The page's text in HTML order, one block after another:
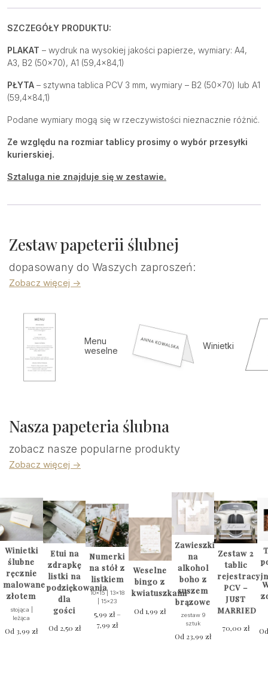
SZCZEGÓŁY PRODUKTU:
PLAKAT – wydruk na wysokiej jakości papierze, wymiary: A4,
A3, B2 (50×70), A1 (59,4×84,1)
PŁYTA – sztywna tablica PCV 3 mm, wymiary – B2 (50×70) lub A1
(59,4×84,1)
Podane wymiary mogą się w rzeczywistości nieznacznie różnić.
Ze względu na rozmiar tablicy prosimy o wybór przesyłki
kurierskiej.
Sztaluga nie znajduje się w zestawie.
Zestaw papeterii ślubnej
dopasowany do Waszych zaproszeń:
Zobacz więcej ->
Menu
weselne
Winietki
Nasza papeteria ślubna
zobacz nasze popularne produkty
Zobacz więcej ->
Winietki
ślubne
ręcznie
malowane
złotem
stojąca |
leżąca
Od 3,99zł
Etui na
zdrapkę
listki na
podziękowania
dla
gości
Od 2,50 zł
Numerki
na stół z
listkiem
10x15 | 13x18
| 15x23
5,99 zł –
7,99złZakres
Weselne
bingo z
kwiatuszkami
Od1,99zł
Zawieszki
na
alkohol
boho z
suszem
brązowe
zestaw 9
sztuk
Od 23,99zł
Zestaw 2
tablic
PCV –
JUST
MARRIED
70,00zł